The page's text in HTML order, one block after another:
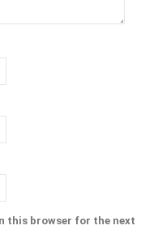
this browser for the next